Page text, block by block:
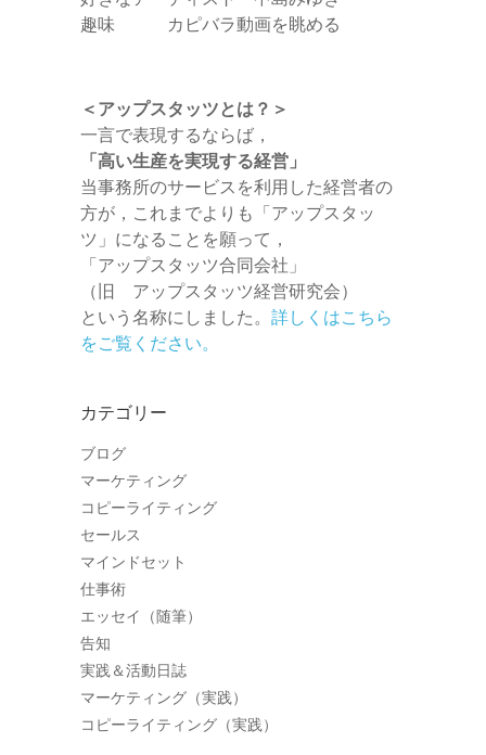
趣味 カピバラ動画を眺める
＜アップスタッツとは？＞
一言で表現するならば，
「高い生産を実現する経営」
当事務所のサービスを利用した経営者の
方が，これまでよりも「アップスタッ
ツ」になることを願って，
「アップスタッツ合同会社」
（旧 アップスタッツ経営研究会）
という名称にしました。 詳しくはこちら
をご覧ください。
カテゴリー
ブログ
マーケティング
コピーライティング
セールス
マインドセット
仕事術
エッセイ（随筆）
告知
実践＆活動日誌
マーケティング（実践）
コピーライティング（実践）